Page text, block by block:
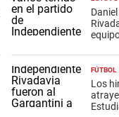
FÚTBOL
Los